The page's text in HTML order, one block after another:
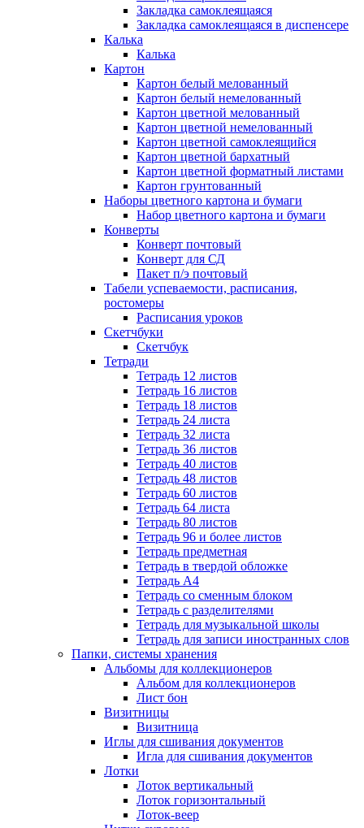
Закладка самоклеящаяся
Закладка самоклеящаяся в диспенсере
Калька
Калька
Картон
Картон белый мелованный
Картон белый немелованный
Картон цветной мелованный
Картон цветной немелованный
Картон цветной самоклеящийся
Картон цветной бархатный
Картон цветной форматный листами
Картон грунтованный
Наборы цветного картона и бумаги
Набор цветного картона и бумаги
Конверты
Конверт почтовый
Конверт для СД
Пакет п/э почтовый
Табели успеваемости, расписания,
ростомеры
Расписания уроков
Скетчбуки
Скетчбук
Тетради
Тетрадь 12 листов
Тетрадь 16 листов
Тетрадь 18 листов
Тетрадь 24 листа
Тетрадь 32 листа
Тетрадь 36 листов
Тетрадь 40 листов
Тетрадь 48 листов
Тетрадь 60 листов
Тетрадь 64 листа
Тетрадь 80 листов
Тетрадь 96 и более листов
Тетрадь предметная
Тетрадь в твердой обложке
Тетрадь А4
Тетрадь со сменным блоком
Тетрадь с разделителями
Тетрадь для музыкальной школы
Тетрадь для записи иностранных слов
Папки, системы хранения
Альбомы для коллекционеров
Альбом для коллекционеров
Лист бон
Визитницы
Визитница
Иглы для сшивания документов
Игла для сшивания документов
Лотки
Лоток вертикальный
Лоток горизонтальный
Лоток-веер